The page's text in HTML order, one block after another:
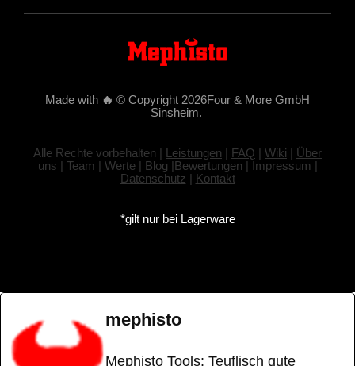
Made with 🔥 © Copyright 2026Four & More GmbH
Sinsheim.
Alle Rechte vorbehalten | Leistungen | FAQ | Wiki | Über
uns | Team | Werte| Blog |Bewertungen | Impressum |
Datenschutz | Kontakt
*gilt nur bei Lagerware
mephisto
Mephisto Tools: Teuflisch gute